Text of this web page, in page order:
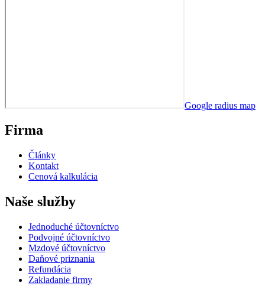
Google radius map
Firma
Články
Kontakt
Cenová kalkulácia
Naše služby
Jednoduché účtovníctvo
Podvojné účtovníctvo
Mzdové účtovníctvo
Daňové priznania
Refundácia
Zakladanie firmy